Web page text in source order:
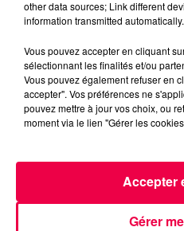
podcasts/2023/06/astro-
JEUX
other data sources; Link different
information transmitted automatically.
Vous pouvez accepter en cliquant
sélectionnant les finalités et/ou
Vous pouvez également refuser en
accepter". Vos préférences ne
pouvez mettre à jour vos choix, ou
moment via le lien "Gérer les
Gérer
Accepter